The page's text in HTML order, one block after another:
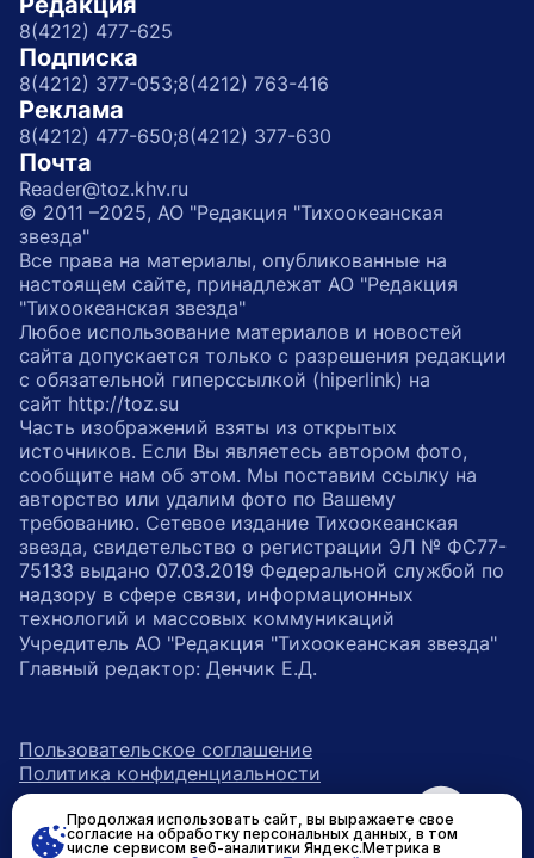
8(4212) 477-625
Подписка
8(4212) 377-053;8(4212) 763-416
Реклама
8(4212) 477-650;8(4212) 377-630
Почта
Reader@toz.khv.ru
© 2011 –2025, АО "Редакция "Тихоокеанская
звезда"
Все права на материалы, опубликованные на
настоящем сайте, принадлежат АО "Редакция
"Тихоокеанская звезда"
Любое использование материалов и новостей
сайта допускается только с разрешения редакции
с обязательной гиперссылкой (hiperlink) на
сайт http://toz.su
Часть изображений взяты из открытых
источников. Если Вы являетесь автором фото,
сообщите нам об этом. Мы поставим ссылку на
авторство или удалим фото по Вашему
требованию. Сетевое издание Тихоокеанская
звезда, свидетельство о регистрации ЭЛ № ФС77-
75133 выдано 07.03.2019 Федеральной службой по
надзору в сфере связи, информационных
технологий и массовых коммуникаций
Учредитель АО "Редакция "Тихоокеанская звезда"
Главный редактор: Денчик Е.Д.
Пользовательское соглашение
Политика конфиденциальности
ссылка на главную
возрастное ограничение 16+
Продолжая использовать сайт, вы выражаете свое
согласие на обработку персональных данных, в том
числе сервисом веб-аналитики Яндекс.Метрика в